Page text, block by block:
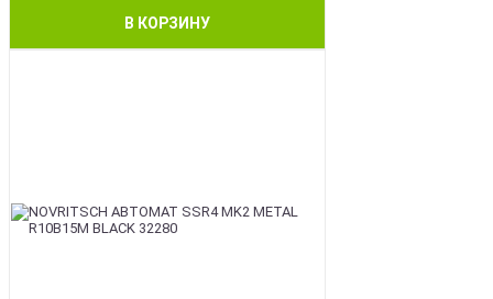
В КОРЗИНУ